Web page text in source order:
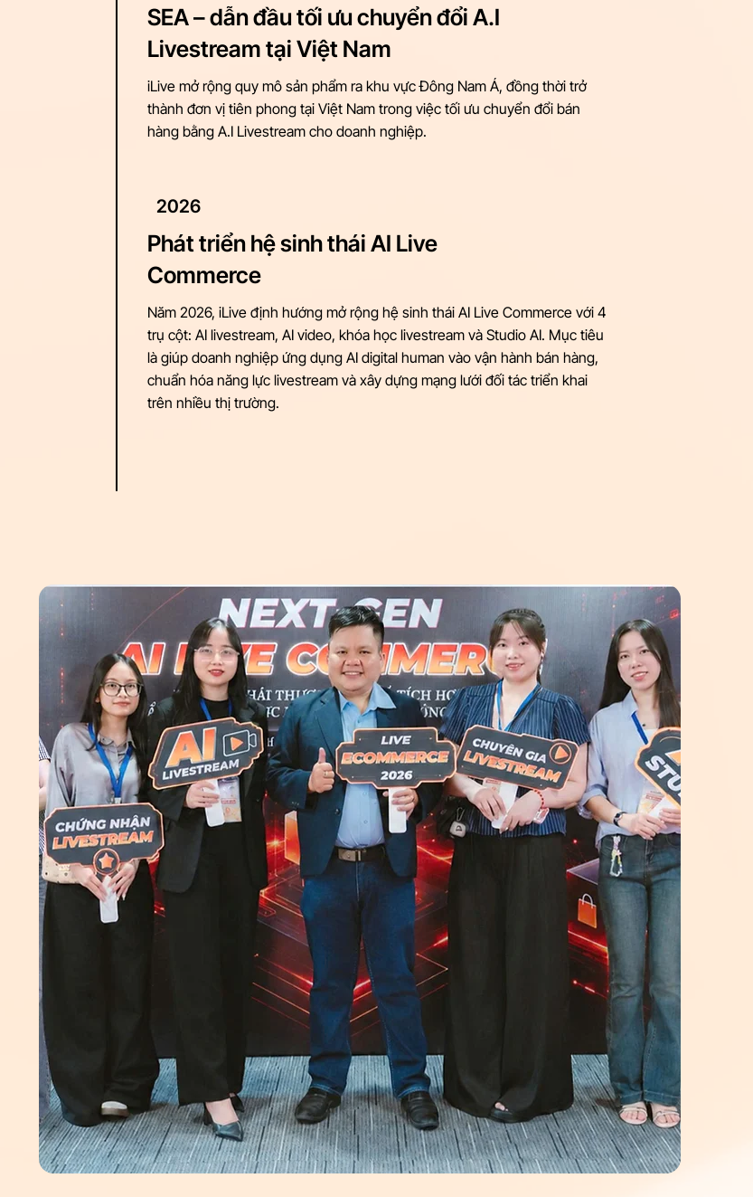
SEA – dẫn đầu tối ưu chuyển đổi A.I
Livestream tại Việt Nam
iLive mở rộng quy mô sản phẩm ra khu vực Đông Nam Á, đồng thời trở
thành đơn vị tiên phong tại Việt Nam trong việc tối ưu chuyển đổi bán
hàng bằng A.I Livestream cho doanh nghiệp.
2026
Phát triển hệ sinh thái AI Live
Commerce
Năm 2026, iLive định hướng mở rộng hệ sinh thái AI Live Commerce với 4
trụ cột: AI livestream, AI video, khóa học livestream và Studio AI. Mục tiêu
là giúp doanh nghiệp ứng dụng AI digital human vào vận hành bán hàng,
chuẩn hóa năng lực livestream và xây dựng mạng lưới đối tác triển khai
trên nhiều thị trường.